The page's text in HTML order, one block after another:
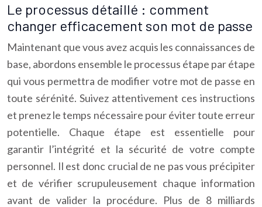
Le processus détaillé : comment
changer efficacement son mot de passe
Maintenant que vous avez acquis les connaissances de
base, abordons ensemble le processus étape par étape
qui vous permettra de modifier votre mot de passe en
toute sérénité. Suivez attentivement ces instructions
et prenez le temps nécessaire pour éviter toute erreur
potentielle. Chaque étape est essentielle pour
garantir l’intégrité et la sécurité de votre compte
personnel. Il est donc crucial de ne pas vous précipiter
et de vérifier scrupuleusement chaque information
avant de valider la procédure. Plus de 8 milliards